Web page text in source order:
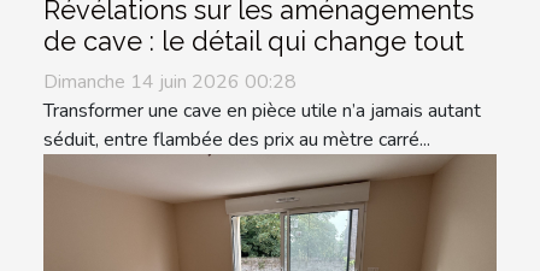
Révélations sur les aménagements
de cave : le détail qui change tout
Dimanche 14 juin 2026 00:28
Transformer une cave en pièce utile n’a jamais autant
séduit, entre flambée des prix au mètre carré...